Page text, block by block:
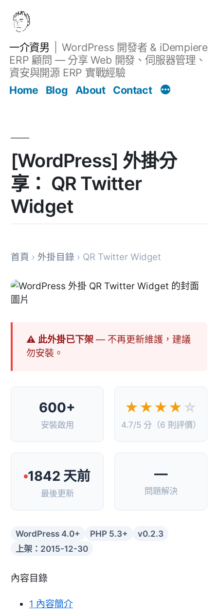
一介資男
WordPress 開發者 & iDempiere
ERP 顧問 — 分享 Web 開發、伺服器管理、
資安與開源 ERP 實戰經驗
Home
Blog About Contact
[WordPress] 外掛分
享： QR Twitter
Widget
首頁 › 外掛目錄 › QR Twitter Widget
⚠ 此外掛已下架— 不再更新維護，建議
勿安裝。
600+
安裝啟用
★★★★ ☆
4.7/5 分（6 則評價）
1842 天前
最後更新
—
問題解決
WordPress 4.0+ PHP 5.3+
v0.2.3
上架：2015-12-30
內容目錄
1 內容簡介
文章